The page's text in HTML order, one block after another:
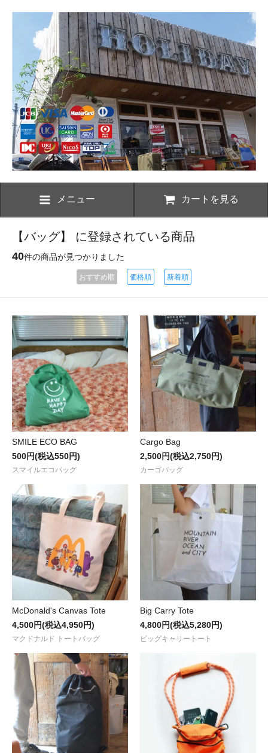
メニュー カートを見る
【バッグ】 に登録されている商品
40件の商品が見つかりました
おすすめ順 価格順 新着順
SMILE ECO BAG
500円(税込550円)
スマイルエコバッグ
Cargo Bag
2,500円(税込2,750円)
カーゴバッグ
McDonald's Canvas Tote
4,500円(税込4,950円)
マクドナルド トートバッグ
Big Carry Tote
4,800円(税込5,280円)
ビッグキャリートート